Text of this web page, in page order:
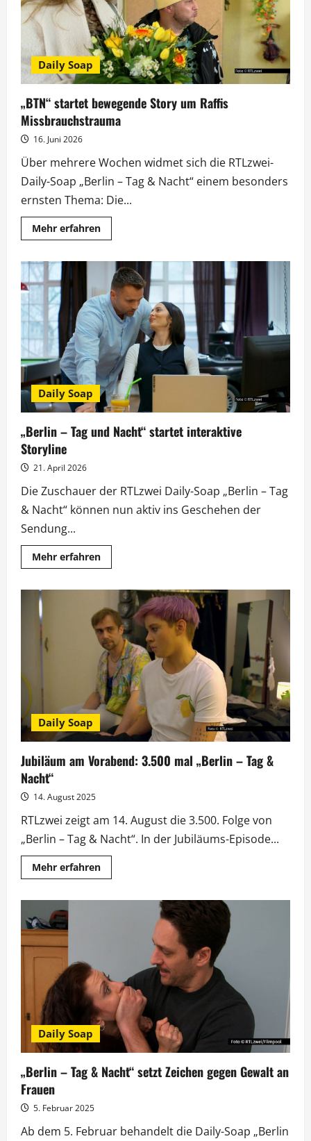
Daily Soap
„BTN“ startet bewegende Story um Raffis
Missbrauchstrauma
16. Juni 2026
Über mehrere Wochen widmet sich die RTLzwei-
Daily-Soap „Berlin – Tag & Nacht“ einem besonders
ernsten Thema: Die...
Mehr erfahrenMehr
Informationen
startet
bewegende
Story
um
Raffis
Missbrauchstrauma
Daily Soap
„Berlin – Tag und Nacht“ startet interaktive
Storyline
21. April 2026
Die Zuschauer der RTLzwei Daily-Soap „Berlin – Tag
& Nacht“ können nun aktiv ins Geschehen der
Sendung...
Mehr erfahrenMehr
Informationen
Tag
und
Nacht“
startet
interaktive
Storyline
Daily Soap
Jubiläum am Vorabend: 3.500 mal „Berlin – Tag &
Nacht“
14. August 2025
RTLzwei zeigt am 14. August die 3.500. Folge von
„Berlin – Tag & Nacht“. In der Jubiläums-Episode...
Mehr erfahrenMehr
Informationen
&
Nacht“
Daily Soap
„Berlin – Tag & Nacht“ setzt Zeichen gegen Gewalt an
Frauen
5. Februar 2025
Ab dem 5. Februar behandelt die Daily-Soap „Berlin